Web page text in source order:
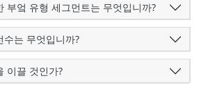
부엌 유형 세그먼트는 무엇입니까?
는 무엇입니까?
이끌 것인가?